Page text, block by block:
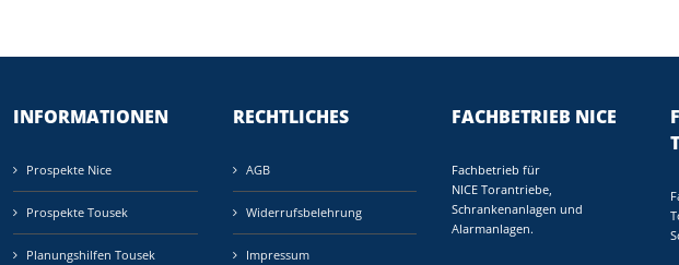
INFORMATIONEN
Prospekte Nice
Prospekte Tousek
Planungshilfen Tousek
RECHTLICHES
AGB
Widerrufsbelehrung
Impressum
FACHBETRIEB NICE
Fachbetrieb für
NICE Torantriebe,
Schrankenanlagen und
Alarmanlagen.